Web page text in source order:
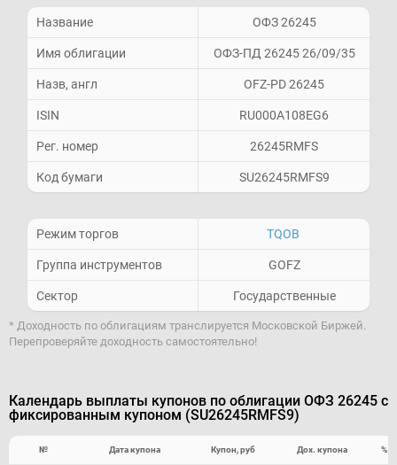
Название ОФЗ 26245
Имя облигации ОФЗ-ПД 26245 26/09/35
Назв, англ OFZ-PD 26245
ISIN RU000A108EG6
Рег. номер 26245RMFS
Код бумаги SU26245RMFS9
Режим торгов TQOB
Группа инструментов GOFZ
Сектор Государственные
* Доходность по облигациям транслируется Московской Биржей.
Перепроверяйте доходность самостоятельно!
Календарь выплаты купонов по облигации ОФЗ 26245 с
фиксированным купоном (SU26245RMFS9)
№ Дата купона Купон, руб Дох. купона %